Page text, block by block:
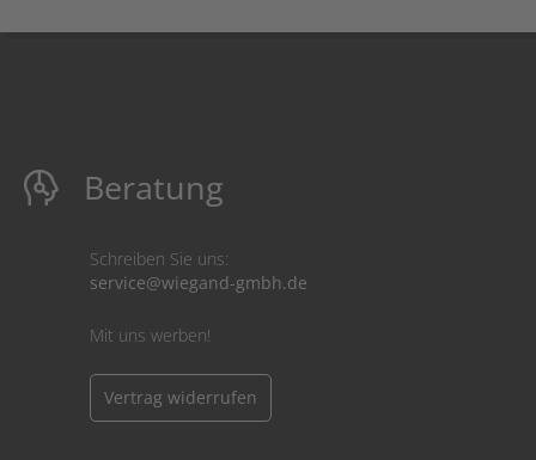
Beratung
Schreiben Sie uns:
service@wiegand-gmbh.de
Mit uns werben!
Vertrag widerrufen